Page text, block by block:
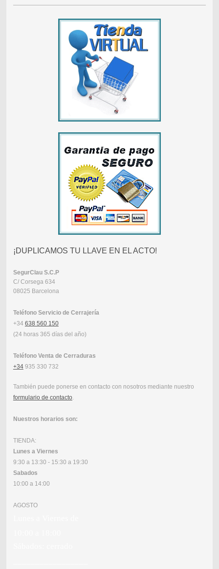
¡DUPLICAMOS TU LLAVE EN EL ACTO!
SegurClau S.C.P
C/ Corsega 634
08025 Barcelona
Teléfono Servicio de Cerrajería
+34 638 560 150
(24 horas 365 días del año)
Teléfono Venta de Cerraduras
+34935 330 732
También puede ponerse en contacto con nosotros mediante nuestro
formulario de contacto.
Nuestros horarios son:
TIENDA:
Lunes a Viernes
9:30 a 13:30 - 15:30 a 19:30
Sabados
10:00 a 14:00
AGOSTO